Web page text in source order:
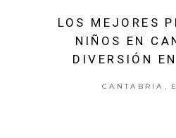
LOS MEJORES
NIÑOS EN
DIVERSIÓN
CANTABRIA